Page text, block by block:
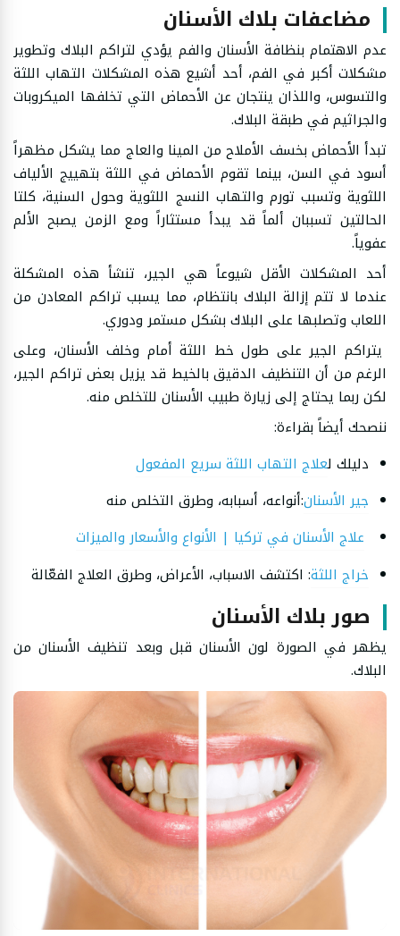
مضاعفات بلاك الأسنان
عدم الاهتمام بنظافة الأسنان والفم يؤدي لتراكم البلاك وتطوير
مشكلات أكبر في الفم، أحد أشيع هذه المشكلات التهاب اللثة
والتسوس، واللذان ينتجان عن الأحماض التي تخلفها الميكروبات
والجراثيم في طبقة البلاك.
تبدأ الأحماض بخسف الأملاح من المينا والعاج مما يشكل مظهراً
أسود في السن، بينما تقوم الأحماض في اللثة بتهييج الألياف
اللثوية وتسبب تورم والتهاب النسج اللثوية وحول السنية، كلتا
الحالتين تسببان ألماً قد يبدأ مستثاراً ومع الزمن يصبح الألم
عفوياً.
أحد المشكلات الأقل شيوعاً هي الجير، تنشأ هذه المشكلة
عندما لا تتم إزالة البلاك بانتظام، مما يسبب تراكم المعادن من
اللعاب وتصلبها على البلاك بشكل مستمر ودوري.
يتراكم الجير على طول خط اللثة أمام وخلف الأسنان، وعلى
الرغم من أن التنظيف الدقيق بالخيط قد يزيل بعض تراكم الجير،
لكن ربما يحتاج إلى زيارة طبيب الأسنان للتخلص منه.
ننصحك أيضاً بقراءة:
دليلك لعلاج التهاب اللثة سريع المفعول
جير الأسنان:أنواعه، أسبابه، وطرق التخلص منه
علاج الأسنان في تركيا | الأنواع والأسعار والميزات
خراج اللثة: اكتشف الاسباب، الأعراض، وطرق العلاج الفعّالة
صور بلاك الأسنان
يظهر في الصورة لون الأسنان قبل وبعد تنظيف الأسنان من
البلاك.